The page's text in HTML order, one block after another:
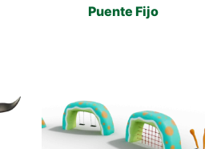
Puente Fijo